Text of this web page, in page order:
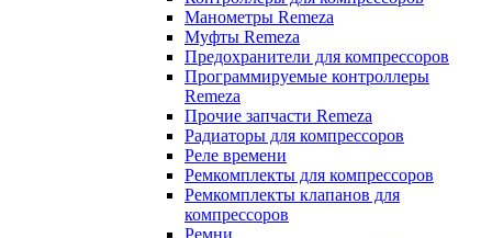
Манометры Remeza
Муфты Remeza
Предохранители для компрессоров
Программируемые контроллеры
Remeza
Прочие запчасти Remeza
Радиаторы для компрессоров
Реле времени
Ремкомплекты для компрессоров
Ремкомплекты клапанов для
компрессоров
Ремни